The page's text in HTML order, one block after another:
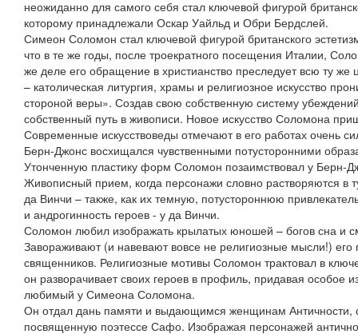
неожиданно для самого себя стал ключевой фигурой
которому принадлежали Оскар Уайльд и Обри Бердслей.
Симеон Соломон стал ключевой фигурой британского
что в те же годы, после троекратного посещения Италии,
же деле его обращение в христианство преследует всю ту же
– католическая литургия, храмы и религиозное искусство
стороной веры». Создав свою собственную систему
собственный путь в живописи. Новое искусство Соломона
Современные искусствоведы отмечают в его работах очень
Берн-Джонс восхищался чувственными потусторонними
Утонченную пластику форм Соломон позаимствовал у Берн-
Живописный прием, когда персонажи словно растворяются в
да Винчи – также, как их темную, потустороннюю
и андрогинность героев - у да Винчи.
Соломон любил изображать крылатых юношей – богов сна и
Завораживают (и навевают вовсе не религиозные мысли!)
священников. Религиозные мотивы Соломон трактовал в
он разворачивает своих героев в профиль, придавая особое
любимый у Симеона Соломона.
Он отдал дань памяти и выдающимся женщинам Античности,
посвященную поэтессе Сафо. Изображая персонажей